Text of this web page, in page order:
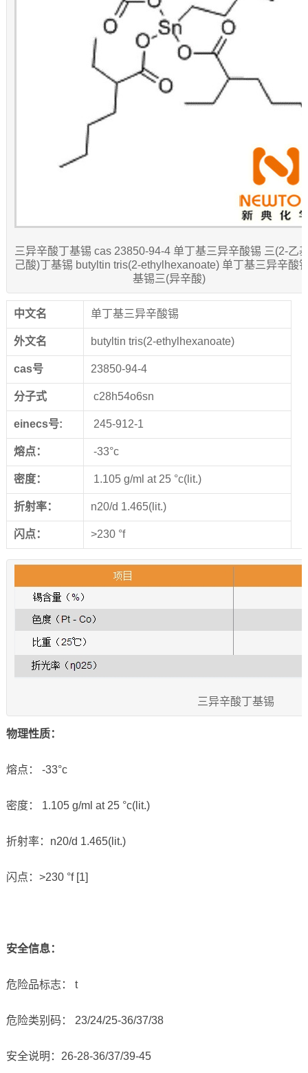
三异辛酸丁基锡 cas 23850-94-4 单丁基三异辛酸锡 三(2-乙
己酸)丁基锡 butyltin tris(2-ethylhexanoate) 单丁基三异辛酸
基锡三(异辛酸)
中文名 单丁基三异辛酸锡
外文名 butyltin tris(2-ethylhexanoate)
cas号 23850-94-4
分子式 c28h54o6sn
einecs号: 245-912-1
熔点： -33°c
密度： 1.105 g/ml at 25 °c(lit.)
折射率： n20/d 1.465(lit.)
闪点： >230 °f
三异辛酸丁基锡
物理性质：
熔点： -33°c
密度： 1.105 g/ml at 25 °c(lit.)
折射率：n20/d 1.465(lit.)
闪点：>230 °f [1]
安全信息：
危险品标志： t
危险类别码： 23/24/25-36/37/38
安全说明：26-28-36/37/39-45